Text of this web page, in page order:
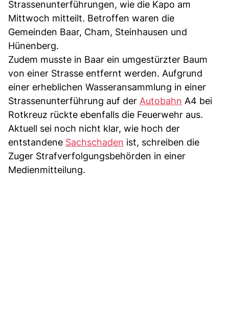
Strassenunterführungen, wie die Kapo am
Mittwoch mitteilt. Betroffen waren die
Gemeinden Baar, Cham, Steinhausen und
Hünenberg.
Zudem musste in Baar ein umgestürzter Baum
von einer Strasse entfernt werden. Aufgrund
einer erheblichen Wasseransammlung in einer
Strassenunterführung auf der Autobahn A4 bei
Rotkreuz rückte ebenfalls die Feuerwehr aus.
Aktuell sei noch nicht klar, wie hoch der
entstandene Sachschaden ist, schreiben die
Zuger Strafverfolgungsbehörden in einer
Medienmitteilung.